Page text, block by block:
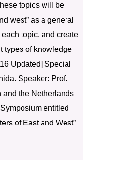
topics will be
west” as a general
topic, and create
types of knowledge
Updated] Special
Speaker: Prof.
and the Netherlands
entitled
of East and West”